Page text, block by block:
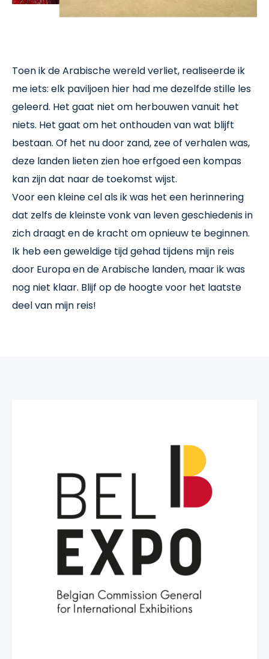
Toen ik de Arabische wereld verliet, realiseerde ik
me iets: elk paviljoen hier had me dezelfde stille les
geleerd. Het gaat niet om herbouwen vanuit het
niets. Het gaat om het onthouden van wat blijft
bestaan. Of het nu door zand, zee of verhalen was,
deze landen lieten zien hoe erfgoed een kompas
kan zijn dat naar de toekomst wijst.
Voor een kleine cel als ik was het een herinnering
dat zelfs de kleinste vonk van leven geschiedenis in
zich draagt en de kracht om opnieuw te beginnen.
Ik heb een geweldige tijd gehad tijdens mijn reis
door Europa en de Arabische landen, maar ik was
nog niet klaar. Blijf op de hoogte voor het laatste
deel van mijn reis!